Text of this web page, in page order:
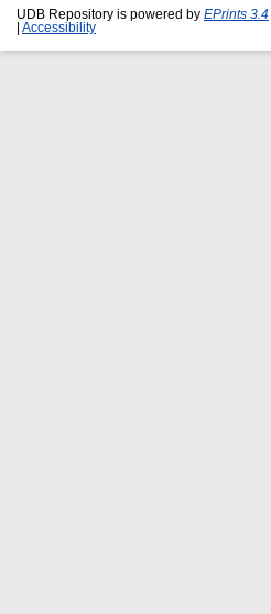
UDB Repository is powered by EPrints 3.4
Accessibility